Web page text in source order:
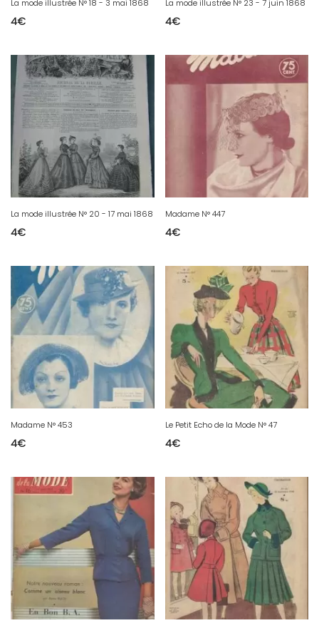
La mode illustrée N° 18 - 3 mai 1868
4€
La mode illustrée N° 23 - 7 juin 1868
4€
La mode illustrée N° 20 - 17 mai 1868
4€
Madame N° 447
4€
Madame N° 453
4€
Le Petit Echo de la Mode N° 47
4€